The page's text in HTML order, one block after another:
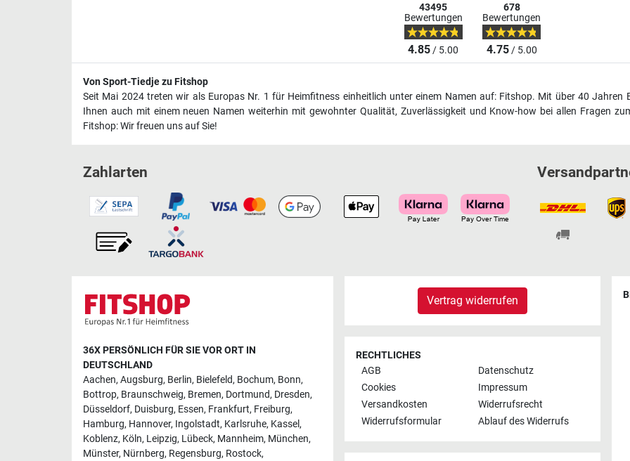
43495
Bewertungen
4.85/ 5.00
678
Bewertungen
4.75/ 5.00
Von Sport-Tiedje zu Fitshop
Seit Mai 2024 treten wir als Europas Nr. 1 für Heimfitness einheitlich unter einem Namen auf: Fitshop. Mit über 40
Ihnen auch mit einem neuen Namen weiterhin mit gewohnter Qualität, Zuverlässigkeit und Know-how bei allen Fragen
Fitshop: Wir freuen uns auf Sie!
Zahlarten
36X PERSÖNLICH FÜR SIE VOR ORT IN
DEUTSCHLAND
Aachen, Augsburg, Berlin, Bielefeld, Bochum, Bonn,
Bottrop, Braunschweig, Bremen, Dortmund, Dresden,
Düsseldorf, Duisburg, Essen, Frankfurt, Freiburg,
Hamburg, Hannover, Ingolstadt, Karlsruhe, Kassel,
Koblenz, Köln, Leipzig, Lübeck, Mannheim, München,
Münster, Nürnberg, Regensburg, Rostock,
Vertrag widerrufen
RECHTLICHES
AGB
Datenschutz
Cookies
Impressum
Versandkosten
Widerrufsrecht
Widerrufsformular
Ablauf des Widerrufs